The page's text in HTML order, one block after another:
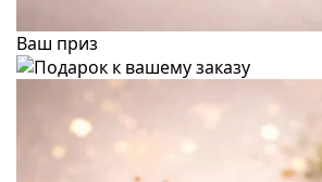
Ваш приз